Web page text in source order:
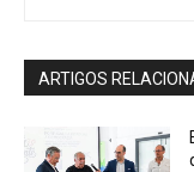
ARTIGOS